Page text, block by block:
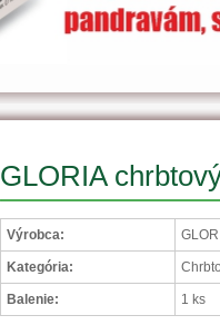
GLORIA
Výrobca:
Kategória:
Balenie: 1 ks